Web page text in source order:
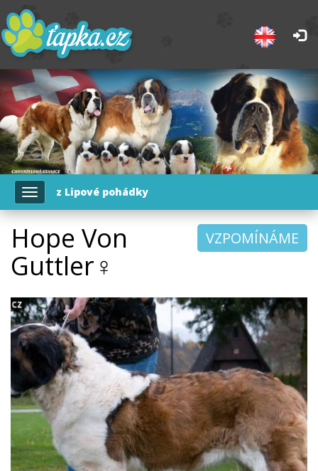
Toggle
navigation
z Lipové pohádky
VZPOMÍNÁME
Hope Von
Guttler♀